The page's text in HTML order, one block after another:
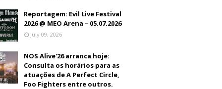
Reportagem: Evil Live Festival
2026 @ MEO Arena – 05.07.2026
July 09, 2026
NOS Alive'26 arranca hoje:
Consulta os horários para as
atuações de A Perfect Circle,
Foo Fighters entre outros.